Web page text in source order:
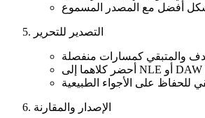
التصدير للتحرير
الإصدار والمقارنة